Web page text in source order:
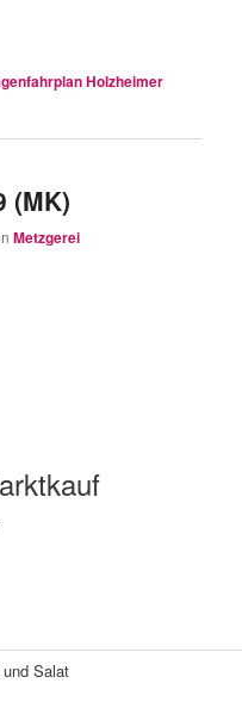
Holzheimer
(MK)
Metzgerei
Salat